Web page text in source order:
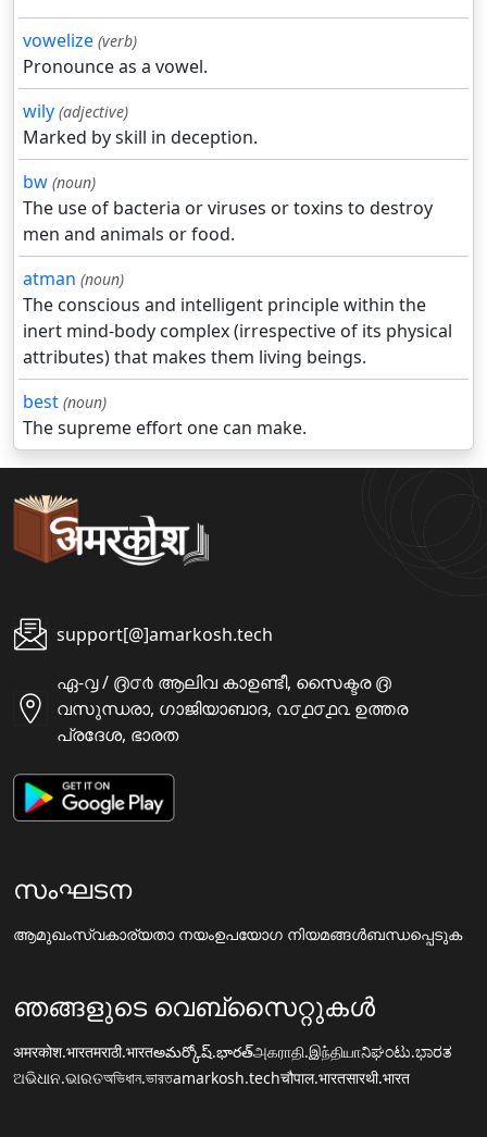
vowelize (verb)
Pronounce as a vowel.
wily (adjective)
Marked by skill in deception.
bw (noun)
The use of bacteria or viruses or toxins to destroy
men and animals or food.
atman (noun)
The conscious and intelligent principle within the
inert mind-body complex (irrespective of its physical
attributes) that makes them living beings.
best (noun)
The supreme effort one can make.
support[@]amarkosh.tech
ഏ-൮ / ൫൦൪ ആലിവ കാഉണ്ടീ, സൈക്ടര ൫
വസുന്ധരാ, ഗാജിയാബാദ, ൨൦൧൦൧൨ ഉത്തര
പ്രദേശ, ഭാരത
സംഘടന
ആമുഖംസ്വകാര്യതാ നയംഉപയോഗ നിയമങ്ങൾബന്ധപ്പെടുക
ഞങ്ങളുടെ വെബ്സൈറ്റുകൾ
अमरकोश.भारतमराठी.भारतఅమర్కోష్.భారత్அகராதி.இந்தியாನಿಘಂಟು.ಭಾರತ
ଅଭିଧାନ.ଭାରତঅভিধান.ভারতamarkosh.techचौपाल.भारतसारथी.भारत